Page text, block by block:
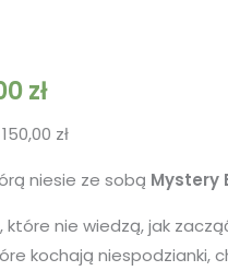
zł
150,00 zł
niesie ze sobą Mystery
nie wiedzą, jak
kochają niespodzianki,